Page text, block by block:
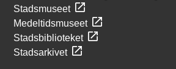
Stadsmuseet
Medeltidsmuseet
Stadsbiblioteket
Stadsarkivet